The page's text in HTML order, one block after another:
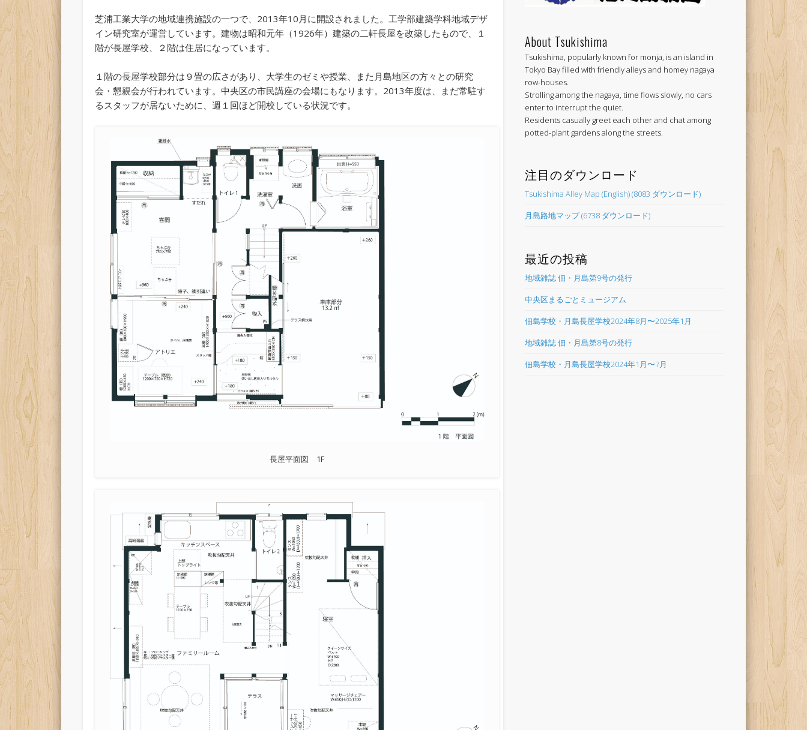
芝浦工業大学の地域連携施設の一つで、2013年10月に開設されました。工学部建築学科地域デザ
イン研究室が運営しています。建物は昭和元年（1926年）建築の二軒長屋を改築したもので、１
階が長屋学校、２階は住居になっています。
１階の長屋学校部分は９畳の広さがあり、大学生のゼミや授業、また月島地区の方々との研究
会・懇親会が行われています。中央区の市民講座の会場にもなります。2013年度は、まだ常駐す
るスタッフが居ないために、週１回ほど開校している状況です。
長屋平面図 1F
About Tsukishima
Tsukishima, popularly known for monja, is an island in
Tokyo Bay filled with friendly alleys and homey nagaya
row-houses.
Strolling among the nagaya, time flows slowly, no cars
enter to interrupt the quiet.
Residents casually greet each other and chat among
potted-plant gardens along the streets.
注目のダウンロード
Tsukishima Alley Map (English) (8083 ダウンロード)
月島路地マップ (6738 ダウンロード)
最近の投稿
地域雑誌 佃・月島第9号の発行
中央区まるごとミュージアム
佃島学校・月島長屋学校2024年8月〜2025年1月
地域雑誌 佃・月島第8号の発行
佃島学校・月島長屋学校2024年1月〜7月